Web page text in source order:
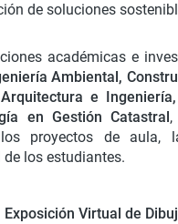
de soluciones
académicas e
Ambiental,
e
en Gestión Catastral,
proyectos de aula,
los estudiantes.
Exposición Virtual de